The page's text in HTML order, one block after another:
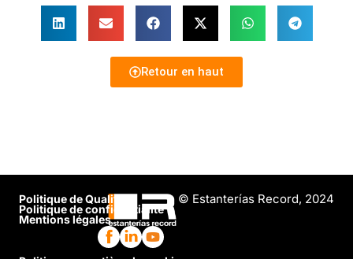
Retour en haut
Politique de Qualité
Politique de confidentialité
Mentions légales
© Estanterías Record, 2024